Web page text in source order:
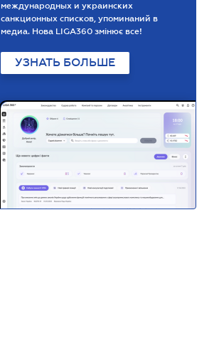
международных и украинских
санкционных списков, упоминаний в
медиа. Нова LIGA360 змінює все!
УЗНАТЬ БОЛЬШЕ